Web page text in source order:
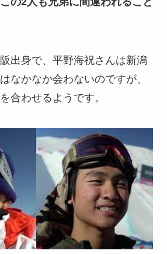
出身で、平野海祝さんは新潟
なかなか会わないのですが、
合わせるようです。